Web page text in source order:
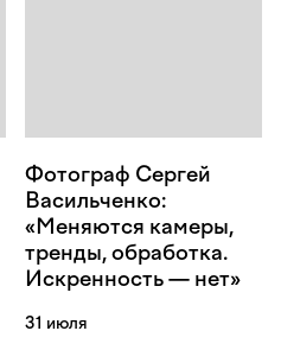
Фотограф Сергей
Васильченко:
«Меняются камеры,
тренды, обработка.
Искренность — нет»
31 июля